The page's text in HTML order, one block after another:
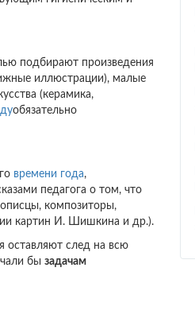
подбирают произведения
иллюстрации), малые
(керамика,
обязательно
времени года,
педагога о том, что
композиторы,
картин И. Шишкина и др.).
оставляют след на всю
бы задачам